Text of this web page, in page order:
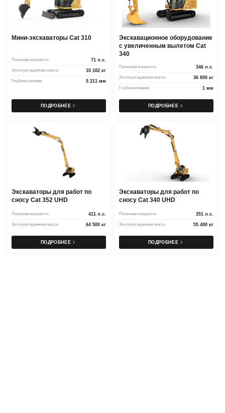
Мини-экскаваторы Cat 310
Полезная мощность 71 л.с.
Эксплуатационная масса 10 182 кг
Глубина копания 5 211 мм
ПОДРОБНЕЕ
Экскавационное оборудование
с увеличенным вылетом Cat
340
Полезная мощность 346 л.с.
Эксплуатационная масса 36 800 кг
Глубина копания 1 мм
ПОДРОБНЕЕ
Экскаваторы для работ по
сносу Cat 352 UHD
Полезная мощность 411 л.с.
Эксплуатационная масса 64 500 кг
ПОДРОБНЕЕ
Экскаваторы для работ по
сносу Cat 340 UHD
Полезная мощность 351 л.с.
Эксплуатационная масса 55 400 кг
ПОДРОБНЕЕ